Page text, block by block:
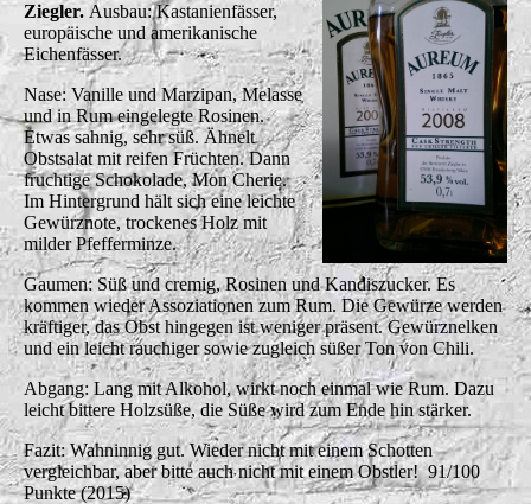
Ziegler. Ausbau: Kastanienfässer,
europäische und amerikanische
Eichenfässer.
Nase: Vanille und Marzipan, Melasse
und in Rum eingelegte Rosinen.
Etwas sahnig, sehr süß. Ähnelt
Obstsalat mit reifen Früchten. Dann
fruchtige Schokolade, Mon Cherie.
Im Hintergrund hält sich eine leichte
Gewürznote, trockenes Holz mit
milder Pfefferminze.
Gaumen: Süß und cremig, Rosinen und Kandiszucker. Es
kommen wieder Assoziationen zum Rum. Die Gewürze werden
kräftiger, das Obst hingegen ist weniger präsent. Gewürznelken
und ein leicht rauchiger sowie zugleich süßer Ton von Chili.
Abgang: Lang mit Alkohol, wirkt noch einmal wie Rum. Dazu
leicht bittere Holzsüße, die Süße wird zum Ende hin stärker.
Fazit: Wahninnig gut. Wieder nicht mit einem Schotten
vergleichbar, aber bitte auch nicht mit einem Obstler! 91/100
Punkte (2015)